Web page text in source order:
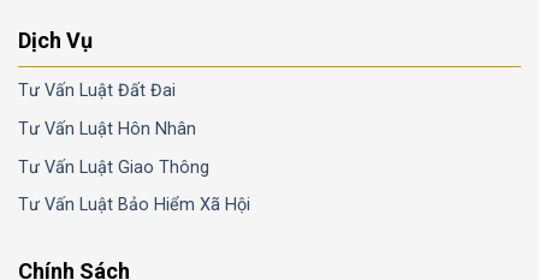
Dịch Vụ
Tư Vấn Luật Đất Đai
Tư Vấn Luật Hôn Nhân
Tư Vấn Luật Giao Thông
Tư Vấn Luật Bảo Hiểm Xã Hội
Chính Sách